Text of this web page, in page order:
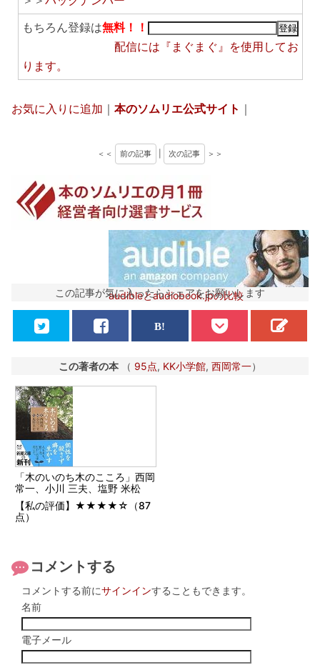
もちろん登録は無料！！
配信には 『まぐまぐ』 を使用してお
ります。
お気に入りに追加 ｜ 本のソムリエ公式サイト ｜
＜＜ 前の記事 次の記事 ＞＞
audibleとaudiobook.jpの比較
この記事が気に入ったらシェアをお願いします
この著者の本 （ 95点, KK小学館, 西岡常一）
「木のいのち木のこころ」西岡
常一、小川 三夫、塩野 米松
【私の評価】★★★★☆（87
点）
コメントする
コメントする前にサインインすることもできます。
名前
電子メール